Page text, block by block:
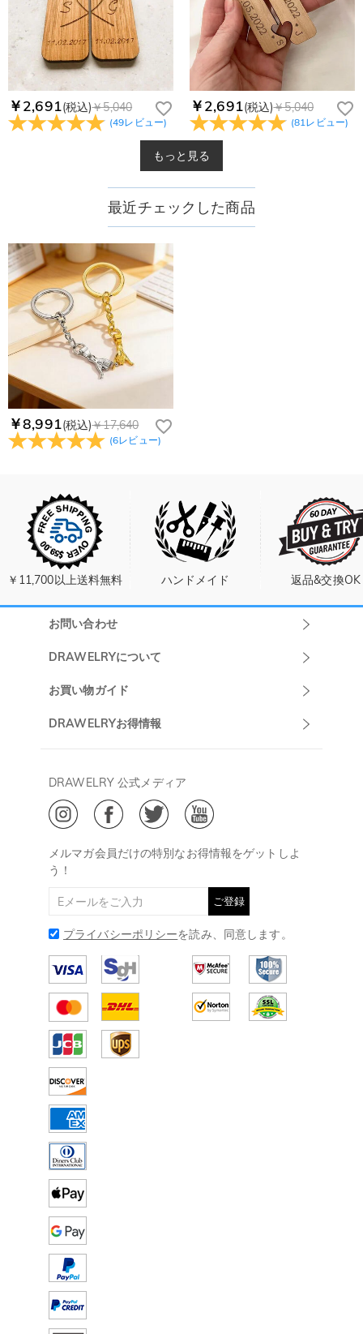
￥2,691(税込)￥5,040
(49レビュー)
￥2,691(税込)￥5,040
(81レビュー)
もっと見る
最近チェックした商品
￥8,991(税込)￥17,640
(6レビュー)
￥11,700以上送料無料 ハンドメイド 返品&交換OK
お問い合わせ
DRAWELRYについて
DRAWELRYについて
ご利用規約
ご特定商取引法に基づく表示
お買い物ガイド
発送について
ジュエリーお手入れ
Drawelry Blog
DRAWELRYお得情報
会員・ポイントについて
メルマガ会員だけの特別なお得情報をゲットしよ
う！
ご登録
プライバシーポリシーを読み、同意します。
DRAWELRY 公式メディア